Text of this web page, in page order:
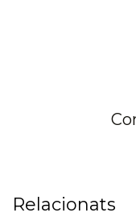
Relacionats